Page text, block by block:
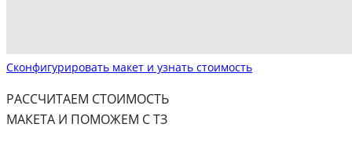
Сконфигурировать макет и узнать стоимость
РАССЧИТАЕМ СТОИМОСТЬ
МАКЕТА И ПОМОЖЕМ С ТЗ